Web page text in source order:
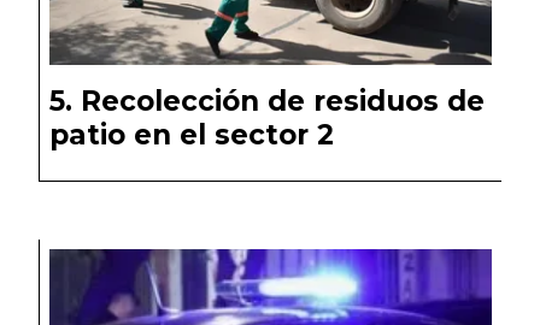
Recolección de residuos de
patio en el sector 2